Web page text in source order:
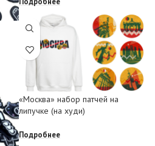
«Москва» набор патчей на
липучке (на худи)
Подробнее